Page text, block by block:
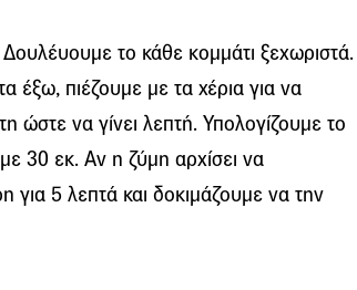
το κάθε κομμάτι ξεχωριστά.
έξω, πιέζουμε με τα χέρια για να
ώστε να γίνει λεπτή. Υπολογίζουμε το
30 εκ. Αν η ζύμη αρχίσει να
για 5 λεπτά και δοκιμάζουμε να την